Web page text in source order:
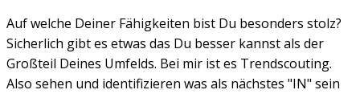
Auf welche Deiner Fähigkeiten bist Du besonders stolz?
Sicherlich gibt es etwas das Du besser kannst als der
Großteil Deines Umfelds. Bei mir ist es Trendscouting.
Also sehen und identifizieren was als nächstes "IN" sein